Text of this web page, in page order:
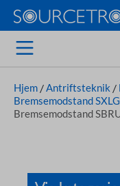
Hjem /Antriftsteknik /
Bremsemodstand SXLG
Bremsemodstand